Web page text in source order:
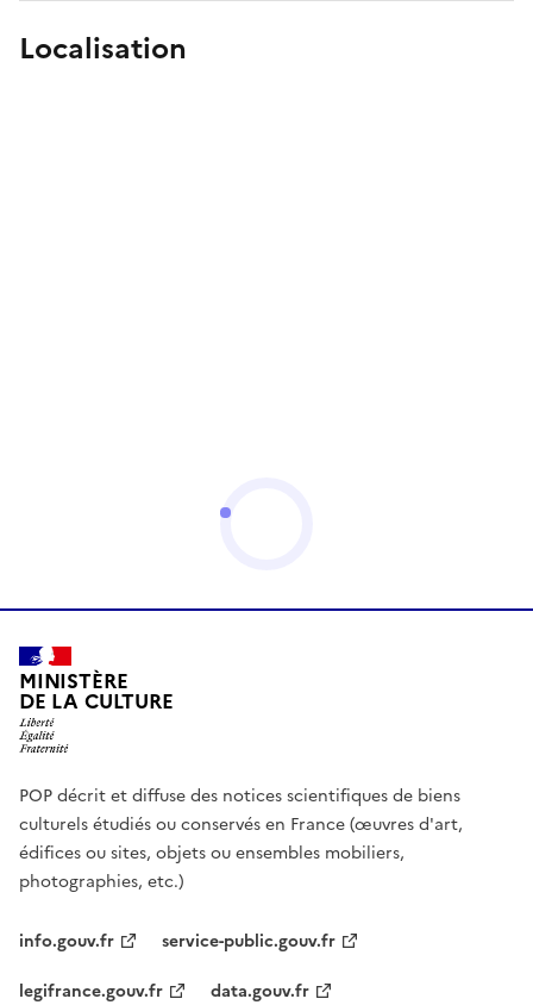
Localisation
MINISTÈRE
DE LA CULTURE
POP décrit et diffuse des notices scientifiques de biens
culturels étudiés ou conservés en France (œuvres d'art,
édifices ou sites, objets ou ensembles mobiliers,
photographies, etc.)
info.gouv.fr
service-public.gouv.fr
legifrance.gouv.fr
data.gouv.fr